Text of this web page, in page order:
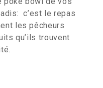
c’est le repas
les pêcheurs
qu’ils trouvent